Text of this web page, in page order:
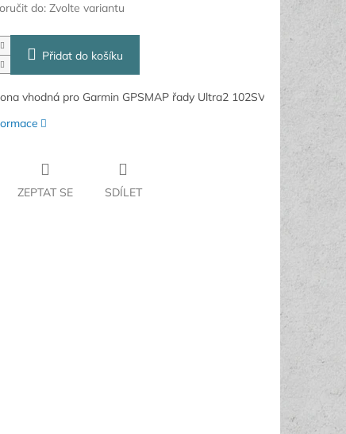
do: Zvolte variantu
Přidat do košíku
vhodná pro Garmin GPSMAP řady Ultra2 102SV.
ZEPTAT SE SDÍLET